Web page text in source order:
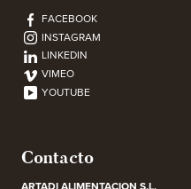
FACEBOOK
INSTAGRAM
LINKEDIN
VIMEO
YOUTUBE
Contacto